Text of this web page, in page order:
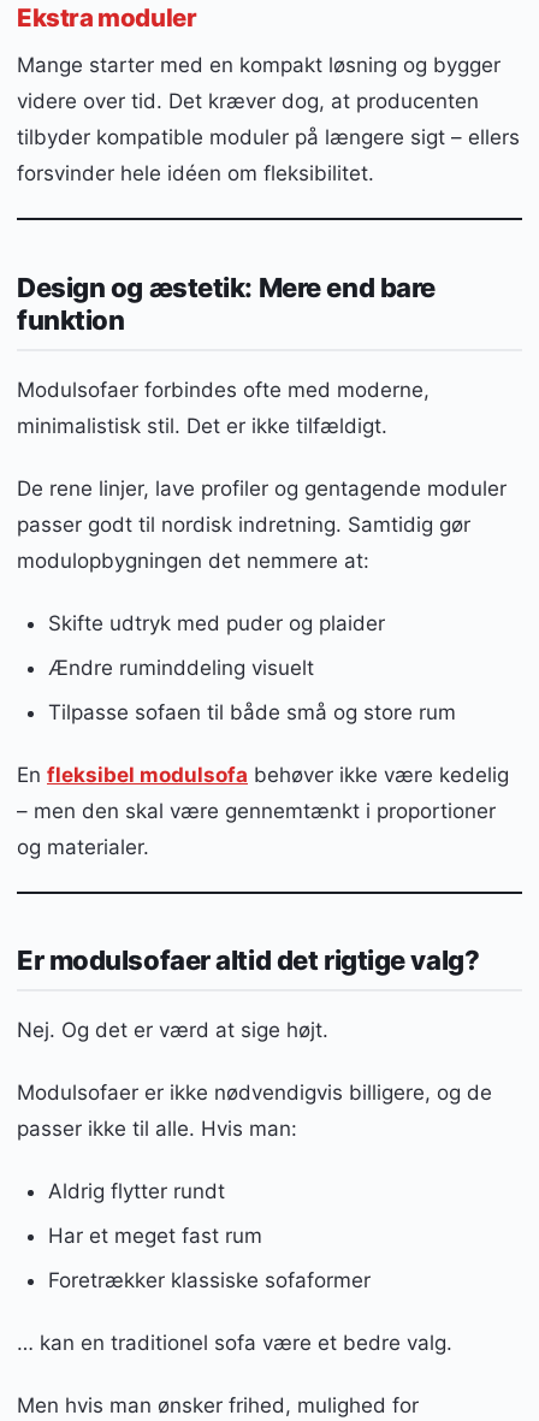
Ekstra moduler
Mange starter med en kompakt løsning og bygger
videre over tid. Det kræver dog, at producenten
tilbyder kompatible moduler på længere sigt – ellers
forsvinder hele idéen om fleksibilitet.
Design og æstetik: Mere end bare
funktion
Modulsofaer forbindes ofte med moderne,
minimalistisk stil. Det er ikke tilfældigt.
De rene linjer, lave profiler og gentagende moduler
passer godt til nordisk indretning. Samtidig gør
modulopbygningen det nemmere at:
Skifte udtryk med puder og plaider
Ændre ruminddeling visuelt
Tilpasse sofaen til både små og store rum
En fleksibel modulsofa behøver ikke være kedelig
– men den skal være gennemtænkt i proportioner
og materialer.
Er modulsofaer altid det rigtige valg?
Nej. Og det er værd at sige højt.
Modulsofaer er ikke nødvendigvis billigere, og de
passer ikke til alle. Hvis man:
Aldrig flytter rundt
Har et meget fast rum
Foretrækker klassiske sofaformer
… kan en traditionel sofa være et bedre valg.
Men hvis man ønsker frihed, mulighed for